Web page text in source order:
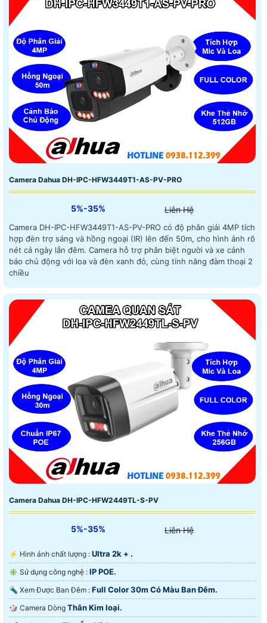
Camera Dahua DH-IPC-HFW3449T1-AS-PV-PRO
5%-35% Liên Hệ
Camera DH-IPC-HFW3449T1-AS-PV-PRO có độ phân giải 4MP tích
hợp đèn trợ sáng và hồng ngoại (IR) lên đến 50m, cho hình ảnh rõ
nét cả ngày lẫn đêm. Camera hỗ trợ phân biệt người và xe cảnh
báo chủ động với loa và đèn xanh đỏ, cùng tính năng đàm thoại 2
chiều
Camera Dahua DH-IPC-HFW2449TL-S-PV
5%-35% Liên Hệ
️⚡ Hình ảnh chất lượng : Ultra 2k + .
✳️ Sử dụng công nghệ : IP POE.
🔦 Xem Được Ban Đêm : Full Color 30m Có Màu Ban Ðêm.
🎲 Camera Dòng Thân Kim loại.